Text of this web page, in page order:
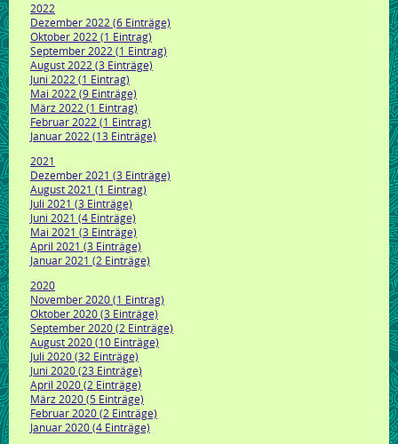
2022
Dezember 2022 (6 Einträge)
Oktober 2022 (1 Eintrag)
September 2022 (1 Eintrag)
August 2022 (3 Einträge)
Juni 2022 (1 Eintrag)
Mai 2022 (9 Einträge)
März 2022 (1 Eintrag)
Februar 2022 (1 Eintrag)
Januar 2022 (13 Einträge)
2021
Dezember 2021 (3 Einträge)
August 2021 (1 Eintrag)
Juli 2021 (3 Einträge)
Juni 2021 (4 Einträge)
Mai 2021 (3 Einträge)
April 2021 (3 Einträge)
Januar 2021 (2 Einträge)
2020
November 2020 (1 Eintrag)
Oktober 2020 (3 Einträge)
September 2020 (2 Einträge)
August 2020 (10 Einträge)
Juli 2020 (32 Einträge)
Juni 2020 (23 Einträge)
April 2020 (2 Einträge)
März 2020 (5 Einträge)
Februar 2020 (2 Einträge)
Januar 2020 (4 Einträge)